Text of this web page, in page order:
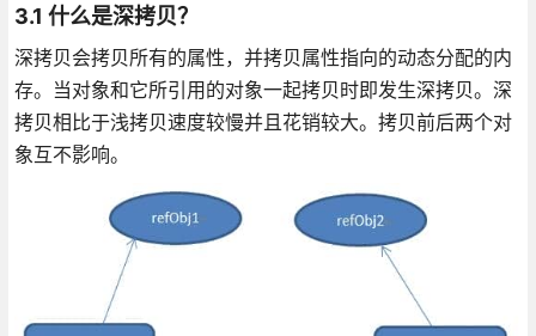
3.1 什么是深拷贝？
深拷贝会拷贝所有的属性，并拷贝属性指向的动态分配的内
存。当对象和它所引用的对象一起拷贝时即发生深拷贝。深
拷贝相比于浅拷贝速度较慢并且花销较大。拷贝前后两个对
象互不影响。